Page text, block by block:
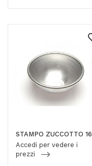
STAMPO ZUCCOTTO 16
Accedi per vedere i
prezzi